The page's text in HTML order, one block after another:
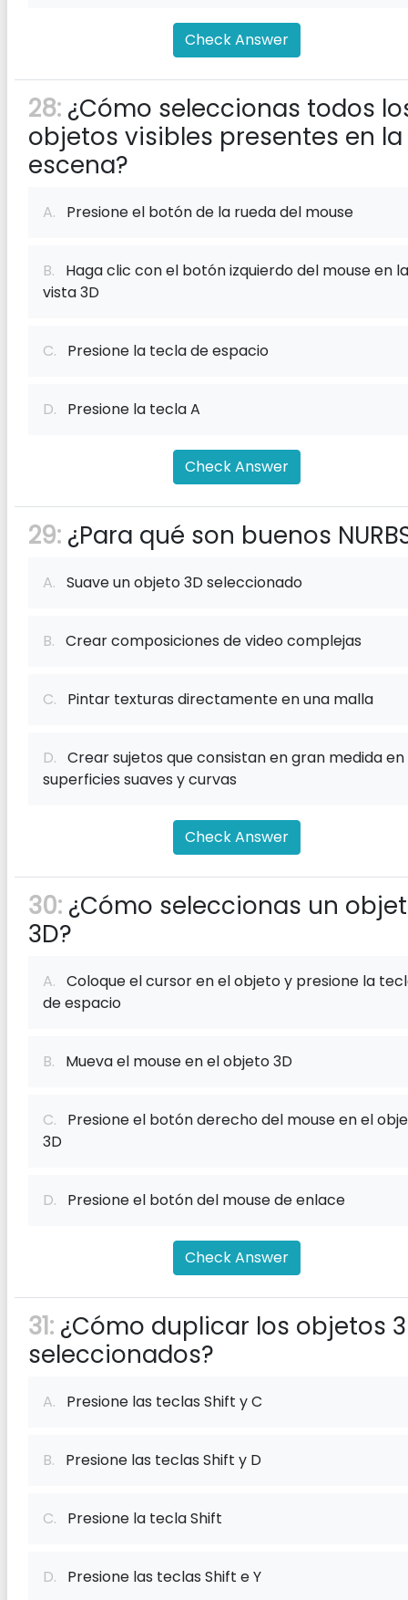
Check Answer
28: ¿Cómo seleccionas todos
objetos visibles presentes en la
escena?
A. Presione el botón de la rueda del mouse
B. Haga clic con el botón izquierdo del mouse en la
vista 3D
C. Presione la tecla de espacio
D. Presione la tecla A
Check Answer
29: ¿Para qué son buenos
A. Suave un objeto 3D seleccionado
B. Crear composiciones de video complejas
C. Pintar texturas directamente en una malla
D. Crear sujetos que consistan en gran medida en
superficies suaves y curvas
Check Answer
30: ¿Cómo seleccionas un
3D?
A. Coloque el cursor en el objeto y presione la
de espacio
B. Mueva el mouse en el objeto 3D
C. Presione el botón derecho del mouse en el
3D
D. Presione el botón del mouse de enlace
Check Answer
31: ¿Cómo duplicar los objetos
seleccionados?
A. Presione las teclas Shift y C
B. Presione las teclas Shift y D
C. Presione la tecla Shift
D. Presione las teclas Shift e Y